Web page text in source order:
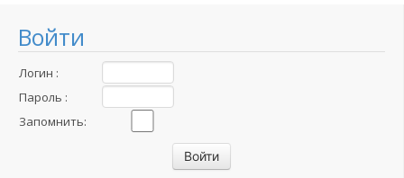
Войти
Логин :
Пароль :
Запомнить: